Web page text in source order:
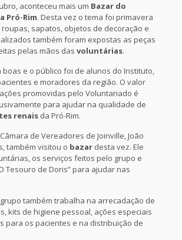
aconteceu mais um Bazar do
Pró-Rim. Desta vez o tema foi primavera
sapatos, objetos de decoração e
também foram expostas as peças
pelas mãos das voluntárias.
e o público foi de alunos do Instituto,
e moradores da região. O valor
promovidas pelo Voluntariado é
para ajudar na qualidade de
renaisda Pró-Rim.
de Vereadores de Joinville, João
também visitou o bazardesta vez. Ele
os serviços feitos pelo grupo e
Tesouro de Doris” para ajudar nas
também trabalha na arrecadação de
kits de higiene pessoal, ações especiais
para os pacientes e na distribuição de